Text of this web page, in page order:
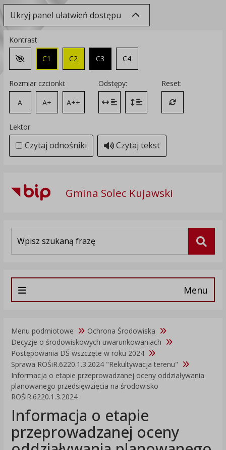
Ukryj panel ułatwień dostępu
Kontrast:
Zmień kontrast na domyślny
C1 C2 C3 C4
Rozmiar czcionki:
A
A+ A++
Odstępy:
Zmień odstęp między literami
Zmień interlinię i margines
Reset:
Przywróć
Lektor:
Czytaj odnośniki Czytaj tekst
Gmina Solec Kujawski
Menu
Menu podmiotowe
Ochrona Środowiska
Decyzje o środowiskowych uwarunkowaniach
Postępowania DŚ wszczęte w roku 2024
Sprawa ROŚiR.6220.1.3.2024 "Rekultywacja terenu"
Informacja o etapie przeprowadzanej oceny oddziaływania
planowanego przedsięwzięcia na środowisko
ROŚiR.6220.1.3.2024
Informacja o etapie
przeprowadzanej oceny